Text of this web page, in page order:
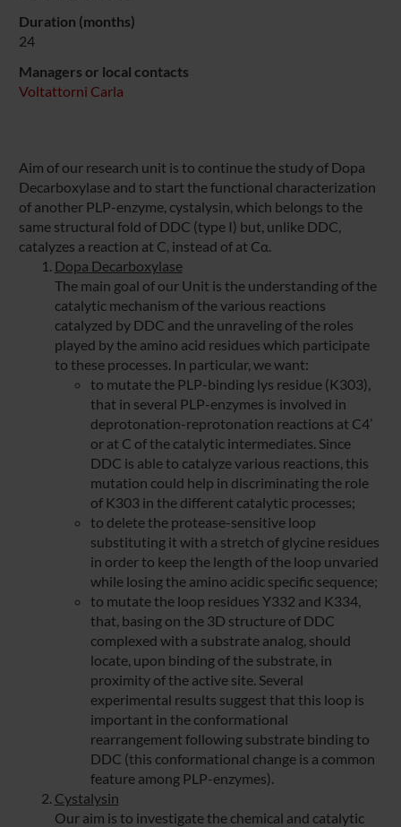
Duration (months)
24
Managers or local contacts
Voltattorni Carla
Aim of our research unit is to continue the study of Dopa
Decarboxylase and to start the functional characterization
of another PLP-enzyme, cystalysin, which belongs to the
same structural fold of DDC (type I) but, unlike DDC,
catalyzes a reaction at C, instead of at Cα.
Dopa Decarboxylase
The main goal of our Unit is the understanding of the
catalytic mechanism of the various reactions
catalyzed by DDC and the unraveling of the roles
played by the amino acid residues which participate
to these processes. In particular, we want:
to mutate the PLP-binding lys residue (K303),
that in several PLP-enzymes is involved in
deprotonation-reprotonation reactions at C4’
or at C of the catalytic intermediates. Since
DDC is able to catalyze various reactions, this
mutation could help in discriminating the role
of K303 in the different catalytic processes;
to delete the protease-sensitive loop
substituting it with a stretch of glycine residues
in order to keep the length of the loop unvaried
while losing the amino acidic specific sequence;
to mutate the loop residues Y332 and K334,
that, basing on the 3D structure of DDC
complexed with a substrate analog, should
locate, upon binding of the substrate, in
proximity of the active site. Several
experimental results suggest that this loop is
important in the conformational
rearrangement following substrate binding to
DDC (this conformational change is a common
feature among PLP-enzymes).
Cystalysin
Our aim is to investigate the chemical and catalytic